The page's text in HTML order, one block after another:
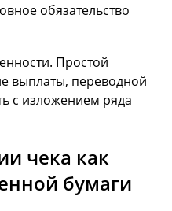
обязательство
Простой
выплаты, переводной
с изложением ряда
чека как
бумаги